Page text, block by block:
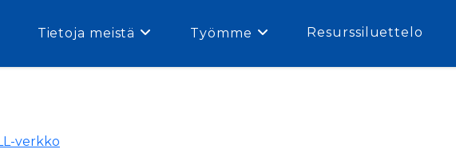
Tietoja meistä Työmme Resurssiluettelo
verkko